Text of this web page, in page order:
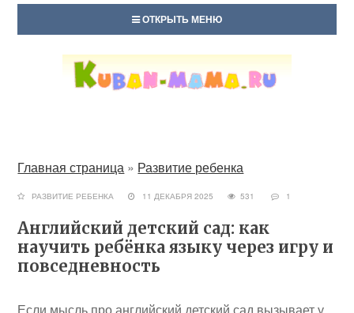
ОТКРЫТЬ МЕНЮ
Главная страница » Развитие ребенка
РАЗВИТИЕ РЕБЕНКА 11 ДЕКАБРЯ 2025 531 1
Английский детский сад: как
научить ребёнка языку через игру и
повседневность